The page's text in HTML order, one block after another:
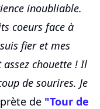
inoubliable.
coeurs face à
fier et mes
assez chouette ! Il
de sourires. Je
de "Tour de